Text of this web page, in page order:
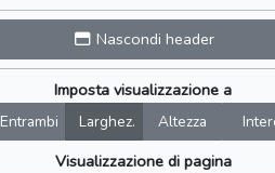
Nascondi header
Imposta visualizzazione a
Entrambi Larghez. Altezza
Visualizzazione di pagina